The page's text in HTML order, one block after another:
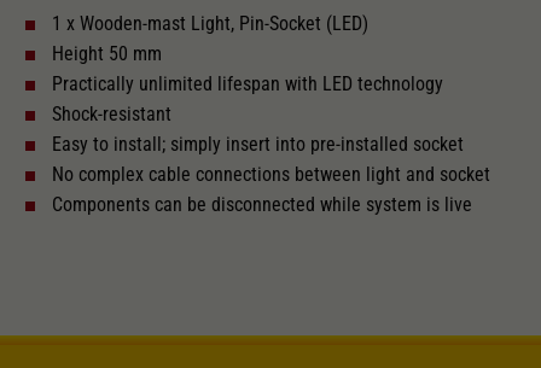
1 x Wooden-mast Light, Pin-Socket (LED)
Height 50 mm
Practically unlimited lifespan with LED technology
Shock-resistant
Easy to install; simply insert into pre-installed socket
No complex cable connections between light and socket
Components can be disconnected while system is live
Zweck
Einstellungen. Unter anderem eine zufällig
Ihrer vorgenommen Einstellungen, falls der
Webseiten-Betreiber dies eingestellt hat.